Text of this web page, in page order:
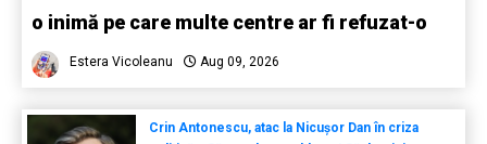
o inimă pe care multe centre ar fi refuzat-o
Estera Vicoleanu Aug 09, 2026
Crin Antonescu, atac la Nicușor Dan în criza